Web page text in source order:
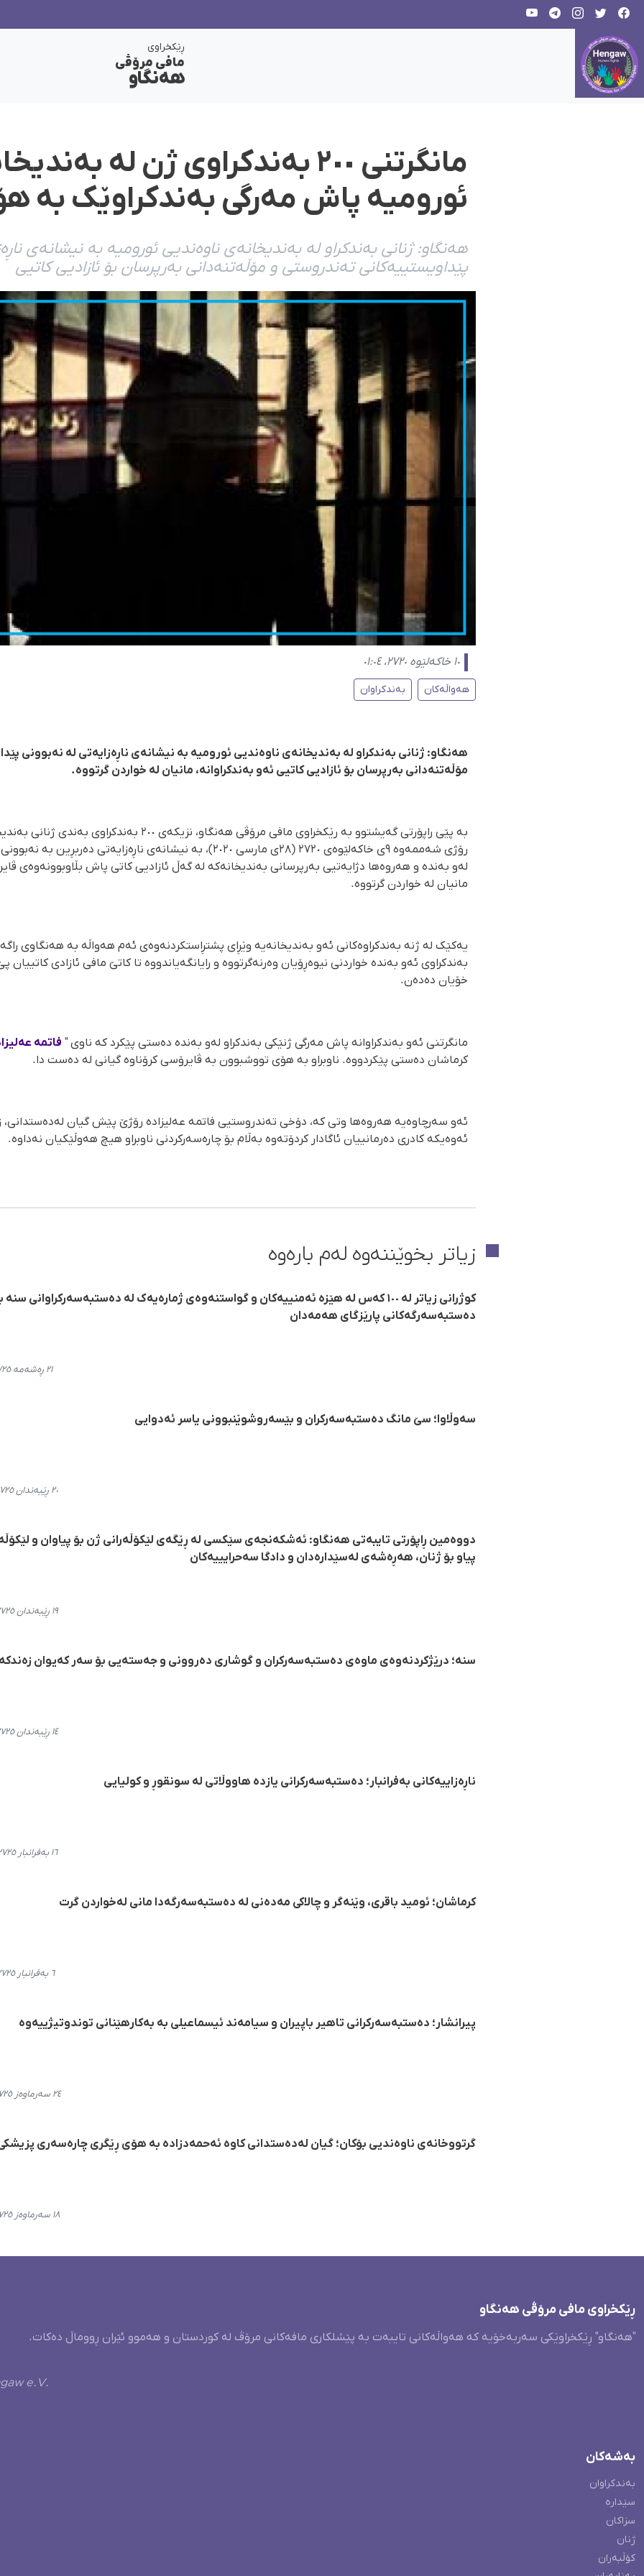
ڕێکخراوی
مافی مرۆڤی
هەنگاو
مانگرتنی ٢٠٠ بەندکراوی ژن لە
ئورومیە پاش مەرگی بەندکراوێک بە
هەنگاو: ژنانی بەندکراو لە بەندیخانەی ناوەندیی ئورومیە بە نیشانەی
پێداویستییەکانی تەندروستی و مۆڵەتنەدانی بەرپرسان بۆ ئازادیی کاتیی
١٠ خاکەلێوە ٢٧٢٠، ٠١:٠٤
هەواڵەکان بەندکراوان
هەنگاو: ژنانی بەندکراو لە بەندیخانەی ناوەندیی ئورومیە بە نیشانەی ناڕەزایەتی لە نەبوونی
مۆڵەتنەدانی بەرپرسان بۆ ئازادیی کاتیی ئەو بەندکراوانە، مانیان لە خواردن گرتووە.
بە پێی راپۆرتی گەیشتوو بە رێکخراوی مافی مرۆڤی هەنگاو،
رۆژی شەممەوە ٩ی خاکەلێوەی ٢٧٢٠ (٢٨ی مارسی ٢٠٢٠)، بە نیشانەی
لەو بەندە و هەروەها دژایەتیی بەرپرسانی بەندیخانەکە لە گەڵ ئازادیی کاتی پاش بڵاوبوونەوەی
مانیان لە خواردن گرتووە.
یەکێک لە ژنە بەندکراوەکانی ئەو بەندیخانەیە وێڕای پشتڕاستکردنەوەی ئەم هەواڵە بە هەنگاوی
بەندکراوی ئەو بەندە خواردنی نیوەڕۆیان وەرنەگرتووە و رایانگەیاندووە تا کاتێ مافی ئازادی کاتییان
خۆیان دەدەن.
مانگرتنی ئەو بەندکراوانە پاش مەرگی ژنێکی بەندکراو لەو بەندە دەستی پێکرد کە ناوی " فاتمە
کرماشان دەستی پێکردووە. ناوبراو بە هۆی تووشبوون بە ڤایرۆسی کرۆناوە گیانی لە دەست دا.
ئەو سەرچاوەیە هەروەها وتی کە، دۆخی تەندروستیی فاتمە عەلیزادە رۆژێ پێش گیان لەدەستدانی،
ئەوەیکە کادری دەرمانییان ئاگادار کردۆتەوە بەڵام بۆ چارەسەرکردنی ناوبراو هیچ هەوڵێکیان نەداوە.
زیاتر بخوێننەوە لەم بارەوە
کوژرانی زیاتر لە ١٠٠ کەس لە هێزە ئەمنییەکان و گواستنەوەی ژمارەیەک لە دەستبەسەرکراوانی سنە
دەستبەسەرگەکانی پارێزگای هەمەدان
٢١ ڕەشەمە ٢٧٢٥، ٢٢:١١
سەوڵاوا؛ سێ مانگ دەستبەسەرکران و بێسەروشوێنبوونی یاسر ئەدوایی
٢٠ ڕێبەندان ٢٧٢٥، ٢٠:٤٢
دووەمین ڕاپۆرتی تایبەتی هەنگاو: ئەشکەنجەی سێکسی لە ڕێگەی لێکۆڵەرانی ژن بۆ پیاوان و
پیاو بۆ ژنان، هەڕەشەی لەسێدارەدان و دادگا سەحرایییەکان
١٩ ڕێبەندان ٢٧٢٥، ٢٢:٤٩
سنە؛ درێژكردنەوەی ماوەی دەستبەسەركران و گوشاری دەروونی و جەستەیی بۆ سەر كەیوان
١٤ ڕێبەندان ٢٧٢٥، ١٧:٤٧
ناڕەزاییەکانی بەفرانبار؛ دەستبەسەرکرانی یازدە هاووڵاتی لە سونقوڕ و کولیایی
١٦ بەفرانبار ٢٧٢٥، ٢٠:٥٣
کرماشان؛ ئومید باقری، وێنەگر و چالاکی مەدەنی لە دەستبەسەرگەدا مانی لەخواردن گرت
٦ بەفرانبار ٢٧٢٥، ١٤:٣٥
پیرانشار؛ دەستبەسەرکرانی تاهیر باپیران و سیامەند ئیسماعیلی بە بەکارھێنانی توندوتیژییەوە
٢٤ سەرماوەز ٢٧٢٥، ٢٠:١٧
گرتووخانەی ناوەندیی بۆکان؛ گیان لەدەستدانی کاوە ئەحمەدزادە بە هۆی ڕێگری چارەسەری
١٨ سەرماوەز ٢٧٢٥، ٢٠:٤٠
ڕێکخراوی مافی مرۆڤی هەنگاو
"هەنگاو" ڕێکخراوێکی سەربەخۆیە کە هەواڵەکانی تایبەت بە پێشلکاری مافەکانی مرۆڤ لە کوردستان و هەموو ئێران ڕووماڵ دەکات.
e.V.
بەشەکان
بەندکراوان
سێدارە
سزاکان
ژنان
کۆڵبەران